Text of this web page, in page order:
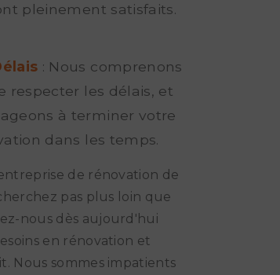
pleinement satisfaits.
: Nous comprenons
respecter les délais, et
à terminer votre
dans les temps.
de rénovation de
pas plus loin que
nous dès aujourd'hui
en rénovation et
Nous sommes impatients